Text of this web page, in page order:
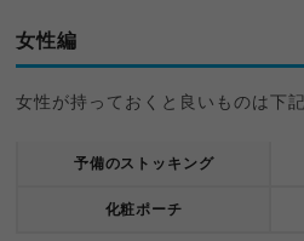
女性編
女性が持っておくと良いものは下
予備のストッキング
化粧ポーチ